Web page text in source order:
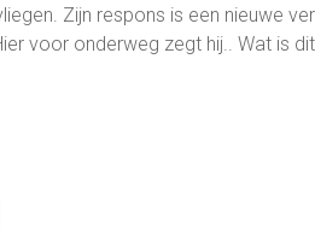
Zijn respons is een nieuwe
voor onderweg zegt hij.. Wat is